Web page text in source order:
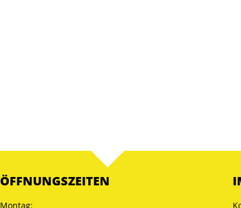
ÖFFNUNGSZEITEN
Montag: